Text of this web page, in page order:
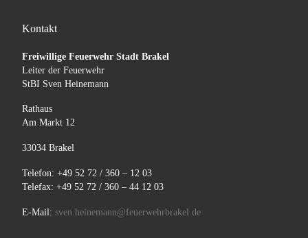
Kontakt
Freiwillige Feuerwehr Stadt Brakel
Leiter der Feuerwehr
StBI Sven Heinemann
Rathaus
Am Markt 12
33034 Brakel
Telefon: +49 52 72 / 360 – 12 03
Telefax: +49 52 72 / 360 – 44 12 03
E-Mail: sven.heinemann@feuerwehrbrakel.de